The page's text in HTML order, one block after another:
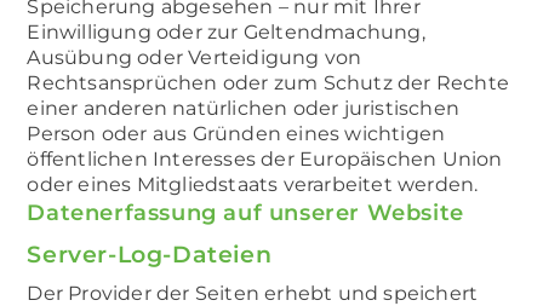
Speicherung abgesehen – nur mit Ihrer
Einwilligung oder zur Geltendmachung,
Ausübung oder Verteidigung von
Rechtsansprüchen oder zum Schutz der Rechte
einer anderen natürlichen oder juristischen
Person oder aus Gründen eines wichtigen
öffentlichen Interesses der Europäischen Union
oder eines Mitgliedstaats verarbeitet werden.
Datenerfassung auf unserer Website
Server-Log-Dateien
Der Provider der Seiten erhebt und speichert